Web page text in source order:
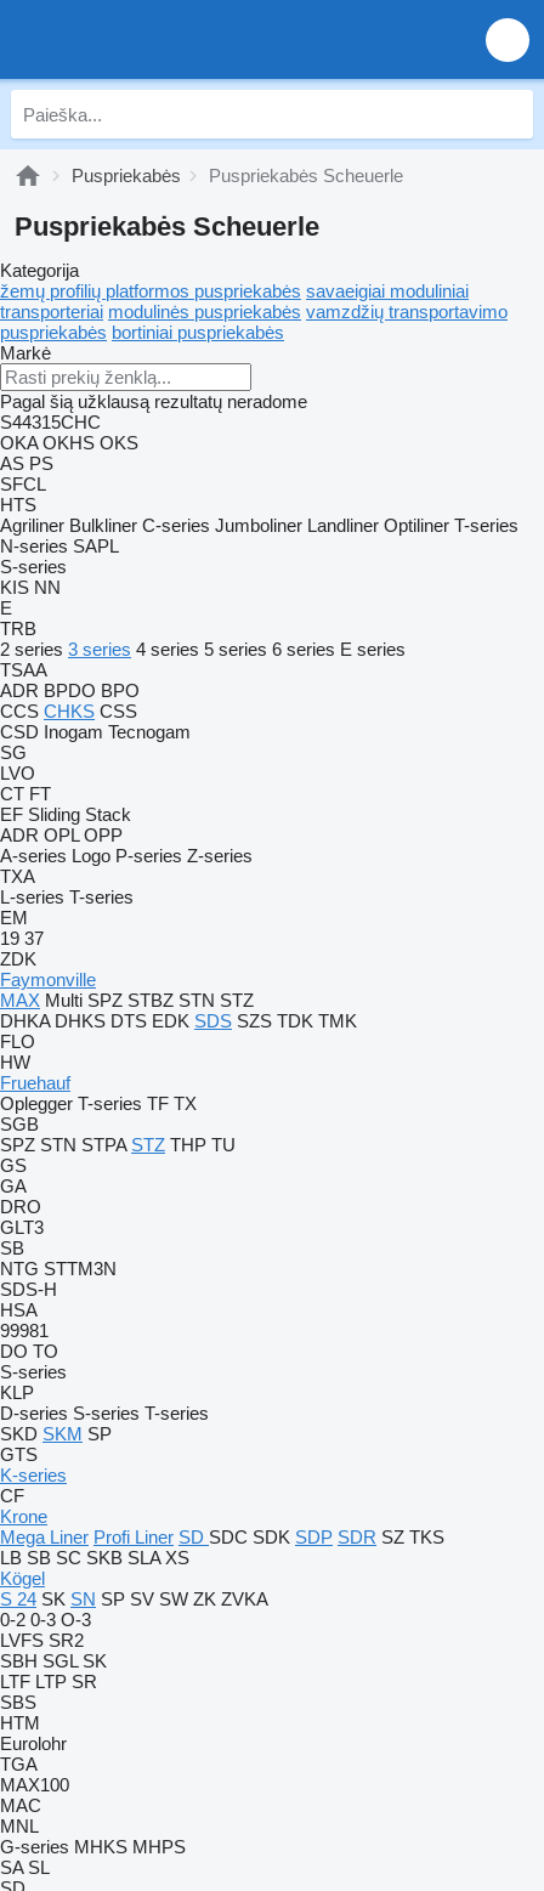
Puspriekabės Puspriekabės Scheuerle
Puspriekabės Scheuerle
Kategorija
žemų profilių platformos puspriekabės savaeigiai moduliniai
transporteriai modulinės puspriekabės vamzdžių transportavimo
puspriekabės bortiniai puspriekabės
Markė
Pagal šią užklausą rezultatų neradome
S44315CHC
OKA OKHS OKS
AS PS
SFCL
HTS
Agriliner Bulkliner C-series Jumboliner Landliner Optiliner T-series
N-series SAPL
S-series
KIS NN
E
TRB
2 series 3 series 4 series 5 series 6 series E series
TSAA
ADR BPDO BPO
CCS CHKS CSS
CSD Inogam Tecnogam
SG
LVO
CT FT
EF Sliding Stack
ADR OPL OPP
A-series Logo P-series Z-series
TXA
L-series T-series
EM
19 37
ZDK
Faymonville
MAX Multi SPZ STBZ STN STZ
DHKA DHKS DTS EDK SDS SZS TDK TMK
FLO
HW
Fruehauf
Oplegger T-series TF TX
SGB
SPZ STN STPA STZ THP TU
GS
GA
DRO
GLT3
SB
NTG STTM3N
SDS-H
HSA
99981
DO TO
S-series
KLP
D-series S-series T-series
SKD SKM SP
GTS
K-series
CF
Krone
Mega Liner Profi Liner SD SDC SDK SDP SDR SZ TKS
LB SB SC SKB SLA XS
Kögel
S 24 SK SN SP SV SW ZK ZVKA
0-2 0-3 O-3
LVFS SR2
SBH SGL SK
LTF LTP SR
SBS
HTM
Eurolohr
TGA
MAX100
MAC
MNL
G-series MHKS MHPS
SA SL